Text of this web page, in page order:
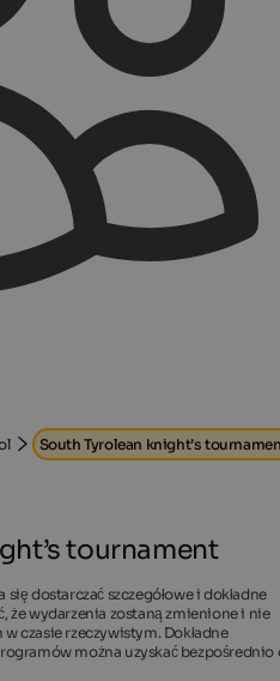
South Tyrolean knight’s
tournament
się dostarczać szczegółowe i dokładne
że wydarzenia zostaną zmienione i nie
czasie rzeczywistym. Dokładne
można uzyskać bezpośrednio